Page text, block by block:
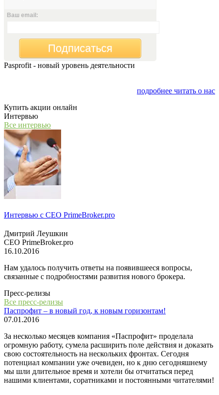
Ваш email:
Подписаться
Pasprofit - новый уровень деятельности
подробнее читать о нас
Купить акции онлайн
Интервью
Все интервью
Интервью с СЕО PrimeBroker.pro
Дмитрий Леушкин
СЕО PrimeBroker.pro
16.10.2016
Нам удалось получить ответы на появившееся вопросы,
связанные с подробностями развития нового брокера.
Пресс-релизы
Все пресс-релизы
Паспрофит – в новый год, к новым горизонтам!
07.01.2016
За несколько месяцев компания «Паспрофит» проделала
огромную работу, сумела расширить поле действия и доказать
свою состоятельность на нескольких фронтах. Сегодня
потенциал компании уже очевиден, но к дню сегодняшнему
мы шли длительное время и хотели бы отчитаться перед
нашими клиентами, соратниками и постоянными читателями!